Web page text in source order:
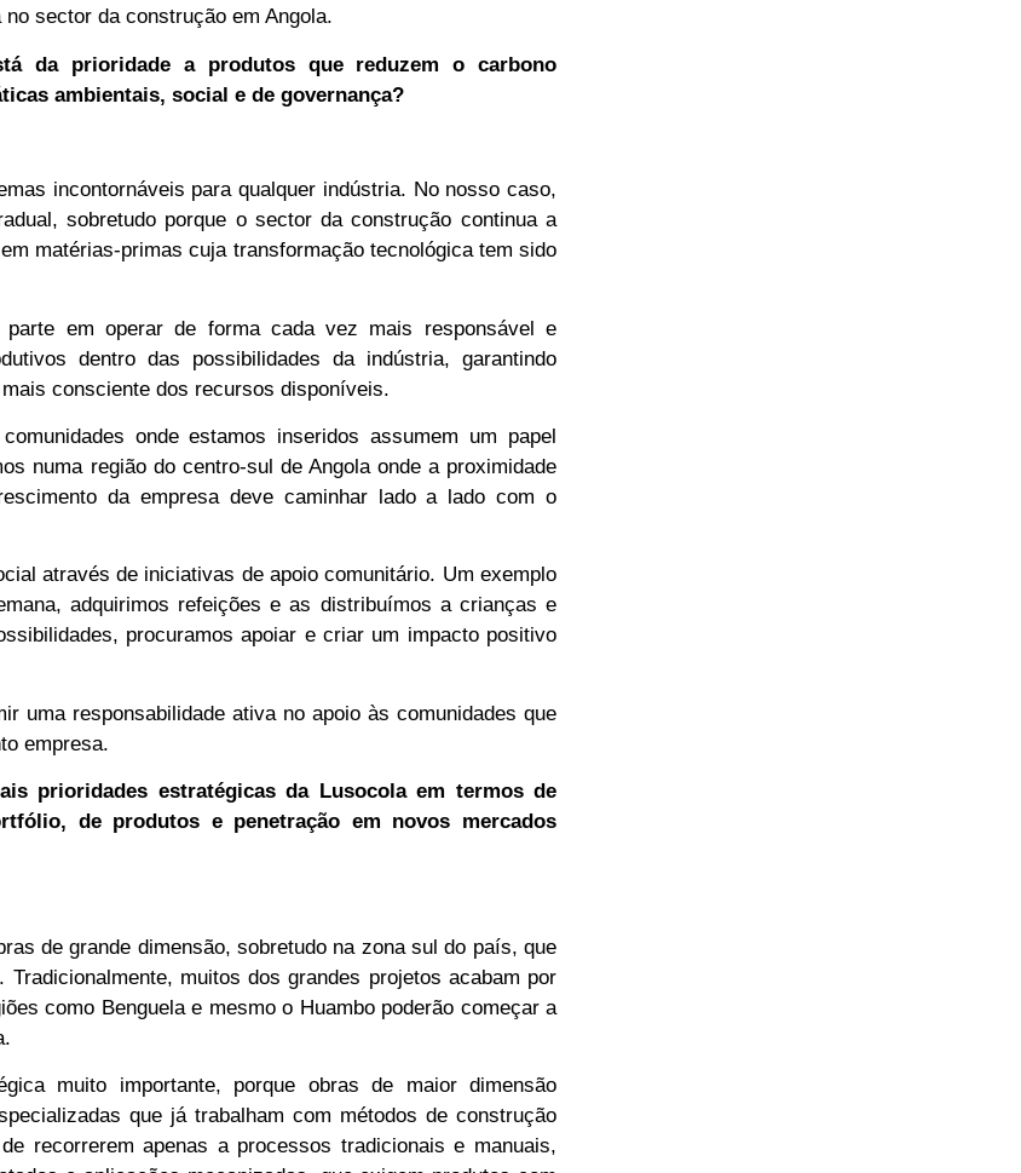
sector da construção em Angola.
da prioridade a produtos que reduzem o carbono
ambientais, social e de governança?
incontornáveis para qualquer indústria. No nosso caso,
sobretudo porque o sector da construção continua a
matérias-primas cuja transformação tecnológica tem sido
em operar de forma cada vez mais responsável e
dentro das possibilidades da indústria, garantindo
consciente dos recursos disponíveis.
onde estamos inseridos assumem um papel
numa região do centro-sul de Angola onde a proximidade
da empresa deve caminhar lado a lado com o
através de iniciativas de apoio comunitário. Um exemplo
adquirimos refeições e as distribuímos a crianças e
procuramos apoiar e criar um impacto positivo
uma responsabilidade ativa no apoio às comunidades que
empresa.
prioridades estratégicas da Lusocola em termos de
de produtos e penetração em novos mercados
de grande dimensão, sobretudo na zona sul do país, que
muitos dos grandes projetos acabam por
como Benguela e mesmo o Huambo poderão começar a
muito importante, porque obras de maior dimensão
que já trabalham com métodos de construção
recorrerem apenas a processos tradicionais e manuais,